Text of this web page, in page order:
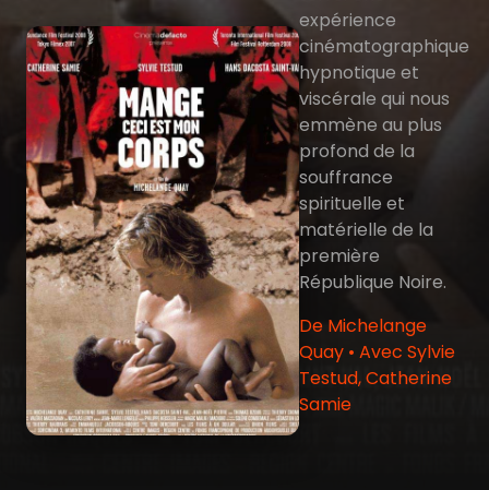
expérience
cinématographique
hypnotique et
viscérale qui nous
emmène au plus
profond de la
souffrance
spirituelle et
matérielle de la
première
République Noire.
De Michelange
Quay • Avec Sylvie
Testud, Catherine
Samie